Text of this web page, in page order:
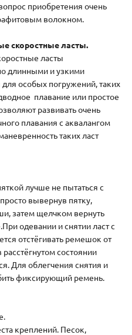
приобретения очень
волокном.
скоростные ласты.
ласты
длинными и узкими
особых погружений, таких
плавание или простое
развивать очень
плавания с аквалангом
таких ласт
лучше не пытаться с
вывернув пятку,
затем щелчком вернуть
одевании и снятии ласт с
отстёгивать ремешок от
состоянии
Для облегчения снятия и
фиксирующий ремень.
креплений. Песок,